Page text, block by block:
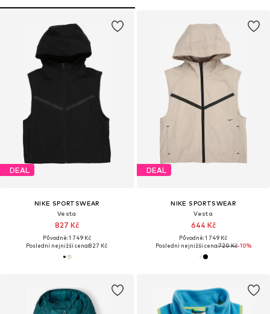
DEAL
NIKE SPORTSWEAR
Vesta
827 Kč
Původně: 1 749 Kč
Poslední nejnižší cena:827 Kč
DEAL
NIKE SPORTSWEAR
Vesta
644 Kč
Původně: 1 749 Kč
Poslední nejnižší cena:720 Kč-10%